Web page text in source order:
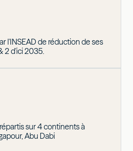
l'INSEAD de réduction de ses
2 d'ici 2035.
sur 4 continents à
Abu Dabi